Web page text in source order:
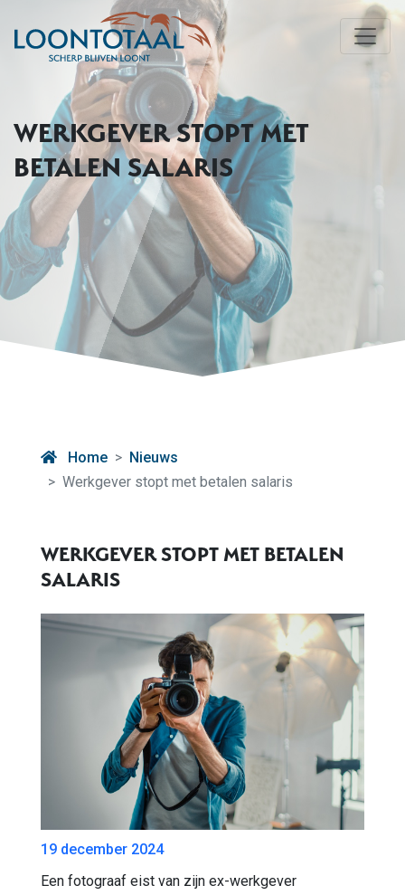
WERKGEVER STOPT MET
BETALEN SALARIS
Home
Nieuws
Werkgever stopt met betalen salaris
WERKGEVER STOPT MET BETALEN
SALARIS
19 december 2024
Een fotograaf eist van zijn ex-werkgever